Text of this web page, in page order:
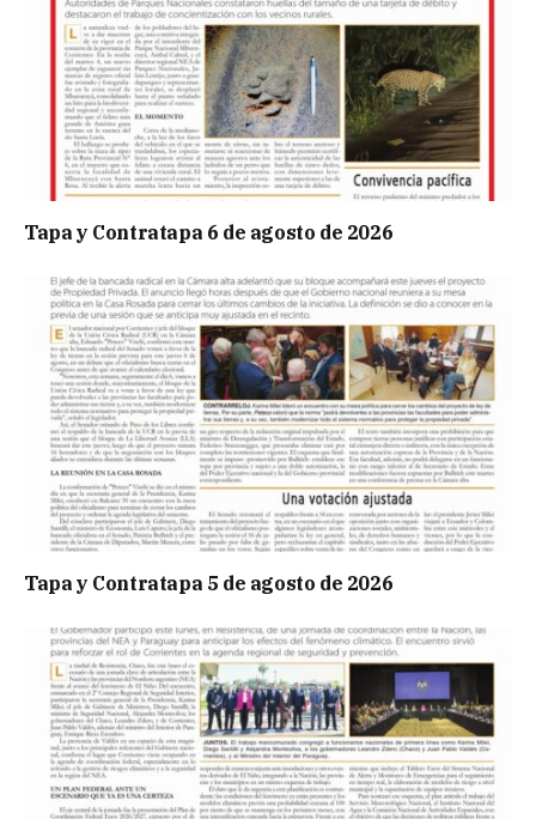
Tapa y Contratapa 6 de agosto de 2026
Tapa y Contratapa 5 de agosto de 2026